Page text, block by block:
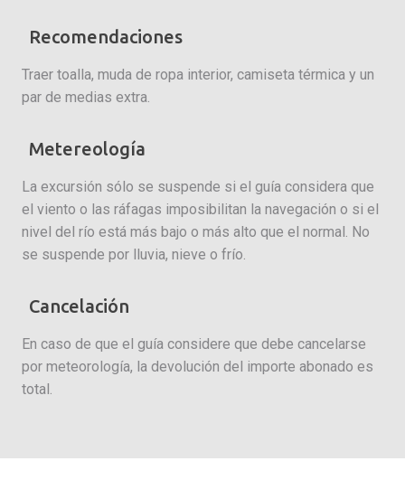
Recomendaciones
Traer toalla, muda de ropa interior, camiseta térmica y un
par de medias extra.
Metereología
La excursión sólo se suspende si el guía considera que
el viento o las ráfagas imposibilitan la navegación o si el
nivel del río está más bajo o más alto que el normal. No
se suspende por lluvia, nieve o frío.
Cancelación
En caso de que el guía considere que debe cancelarse
por meteorología, la devolución del importe abonado es
total.